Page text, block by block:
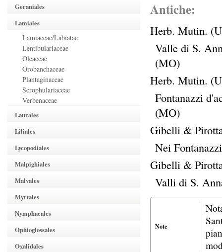
Geraniales
Lamiales
Lamiaceae/Labiatae
Lentibulariaceae
Oleaceae
Orobanchaceae
Plantaginaceae
Scrophulariaceae
Verbenaceae
Laurales
Liliales
Lycopodiales
Malpighiales
Malvales
Myrtales
Nymphaeales
Ophioglossales
Oxalidales
Antiche:
Herb. Mutin.
Valle di S.
(MO)
Herb. Mutin.
Fontanazzi
(MO)
Gibelli &
Nei
Gibelli &
Valli di S.
Note